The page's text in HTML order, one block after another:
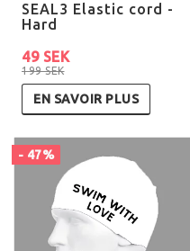
SEAL3 Elastic cord -
Hard
199 SEK
49 SEK
EN SAVOIR PLUS
- 47%